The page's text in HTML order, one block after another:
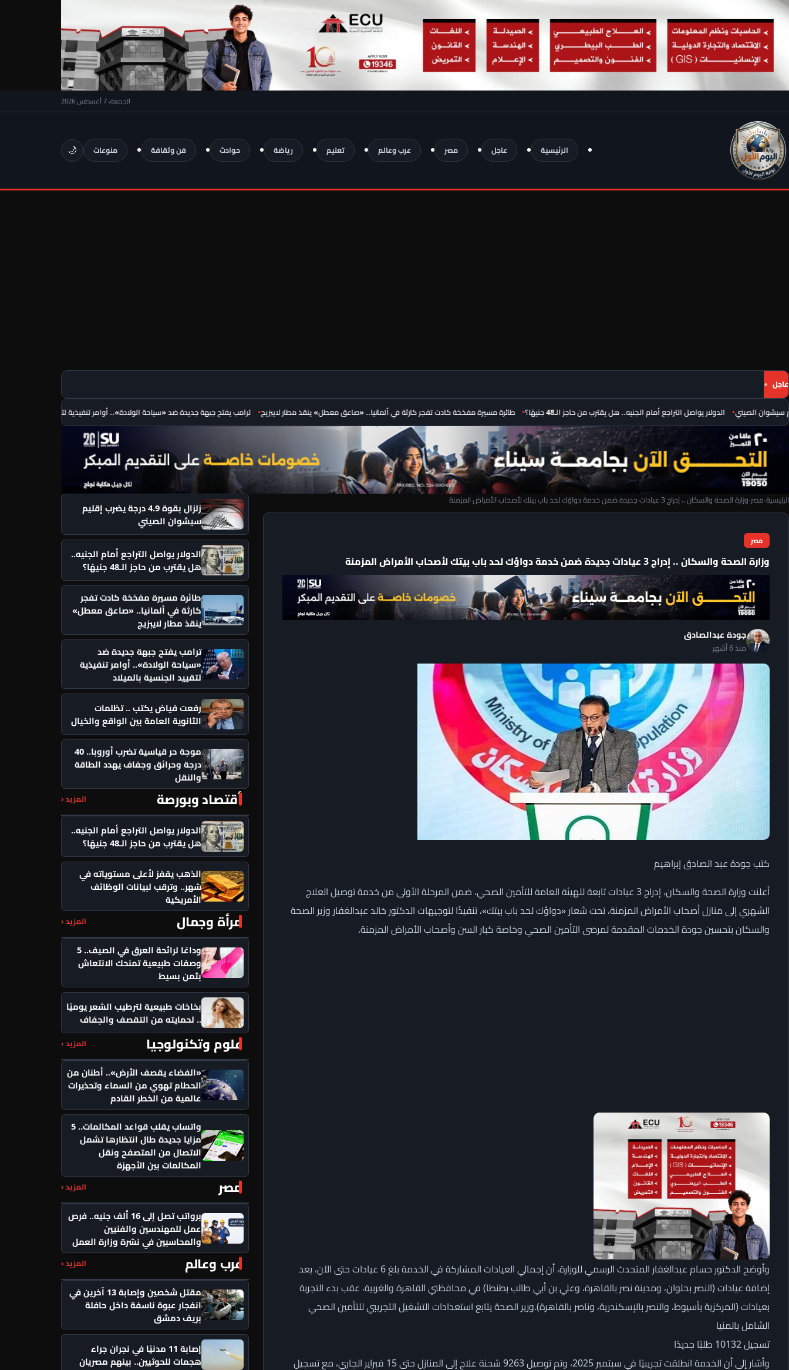
الجمعة، 7 أغسطس 2026
الرئيسية عاجل مصر عرب وعالم تعليم رياضة حوادث فن وثقافة منوعات 🌙
عاجل
الدولار يواصل التراجع أمام الجنيه.. هل يقترب من حاجز الـ48 جنيهًا؟ طائرة مسيرة مفخخة كادت تفجر كارثة في ألمانيا.. «صاعق معطل» ينقذ مطار لايبزيج ترامب يفتح جبهة جديدة ضد «سياحة الولادة».. أوامر تنفيذية لتقييد الجنسية بالميلاد
الرئيسية›مصر›وزارة الصحة والسكان .. إدراج 3 عيادات جديدة ضمن خدمة دواؤك لحد باب بيتك لأصحاب الأمراض المزمنة
مصر
وزارة الصحة والسكان .. إدراج 3 عيادات جديدة ضمن خدمة دواؤك لحد باب بيتك لأصحاب الأمراض المزمنة
جودة عبدالصادق
منذ 6 أشهر
كتب جودة عبد الصادق إبراهيم
أعلنت وزارة الصحة والسكان، إدراج 3 عيادات تابعة للهيئة العامة للتأمين الصحي، ضمن المرحلة الأولى من خدمة توصيل العلاج
الشهري إلى منازل أصحاب الأمراض المزمنة، تحت شعار «دواؤك لحد باب بيتك»، تنفيذًا لتوجيهات الدكتور خالد عبدالغفار وزير الصحة
والسكان بتحسين جودة الخدمات المقدمة لمرضى التأمين الصحي وخاصة كبار السن وأصحاب الأمراض المزمنة.
وأوضح الدكتور حسام عبدالغفار المتحدث الرسمي للوزارة، أن إجمالي العيادات المشاركة في الخدمة بلغ 6 عيادات حتى الآن، بعد
إضافة عيادات (النصر بحلوان، ومدينة نصر بالقاهرة، وعلي بن أبي طالب بطنطا) في محافظتي القاهرة والغربية، عقب بدء التجربة
بعيادات (المركزية بأسيوط، والنصر بالإسكندرية، وناصر بالقاهرة).وزير الصحة يتابع استعدادات التشغيل التجريبي للتأمين الصحي
الشامل بالمنيا
تسجيل 10132 طلبًا جديدًا
وأشار إلى أن الخدمة انطلقت تجريبيًا في سبتمبر 2025، وتم توصيل 9263 شحنة علاج إلى المنازل حتى 15 فبراير الجاري، مع تسجيل
زلزال بقوة 4.9 درجة يضرب إقليم
سيشوان الصيني
الدولار يواصل التراجع أمام الجنيه..
هل يقترب من حاجز الـ48 جنيهًا؟
طائرة مسيرة مفخخة كادت تفجر
كارثة في ألمانيا.. «صاعق معطل»
ينقذ مطار لايبزيج
ترامب يفتح جبهة جديدة ضد
«سياحة الولادة».. أوامر تنفيذية
لتقييد الجنسية بالميلاد
رفعت فياض يكتب .. تظلمات
الثانوية العامة بين الواقع والخيال
موجة حر قياسية تضرب أوروبا.. 40
درجة وحرائق وجفاف يهدد الطاقة
والنقل
أقتصاد وبورصة المزيد ‹
الدولار يواصل التراجع أمام الجنيه..
هل يقترب من حاجز الـ48 جنيهًا؟
الذهب يقفز لأعلى مستوياته في
شهر.. وترقب لبيانات الوظائف
الأمريكية
مرأة وجمال المزيد ‹
وداعًا لرائحة العرق في الصيف.. 5
وصفات طبيعية تمنحك الانتعاش
بثمن بسيط
بخاخات طبيعية لترطيب الشعر يوميًا
.. لحمايته من التقصف والجفاف
علوم وتكنولوجيا المزيد ‹
«الفضاء يقصف الأرض».. أطنان من
الحطام تهوي من السماء وتحذيرات
عالمية من الخطر القادم
واتساب يقلب قواعد المكالمات.. 5
مزايا جديدة طال انتظارها تشمل
الاتصال من المتصفح ونقل
المكالمات بين الأجهزة
مصر المزيد ‹
برواتب تصل إلى 16 ألف جنيه.. فرص
عمل للمهندسين والفنيين
والمحاسبين في نشرة وزارة العمل
عرب وعالم المزيد ‹
مقتل شخصين وإصابة 13 آخرين في
انفجار عبوة ناسفة داخل حافلة
بريف دمشق
إصابة 11 مدنيًا في نجران جراء
هجمات للحوثيين.. بينهم مصريان